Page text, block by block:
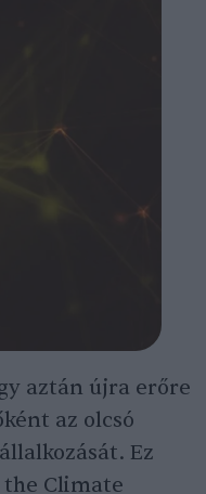
aztán újra erőre
az olcsó
Ez
the Climate